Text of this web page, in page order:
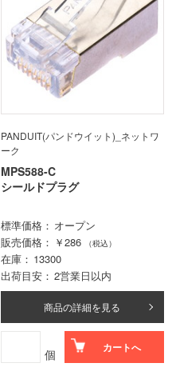
PANDUIT(パンドウイット)_ネットワ
ーク
MPS588-C
シールドプラグ
標準価格
オープン
販売価格
￥286 （税込）
在庫
13300
出荷目安
2営業日以内
商品の詳細を見る
個 カートへ